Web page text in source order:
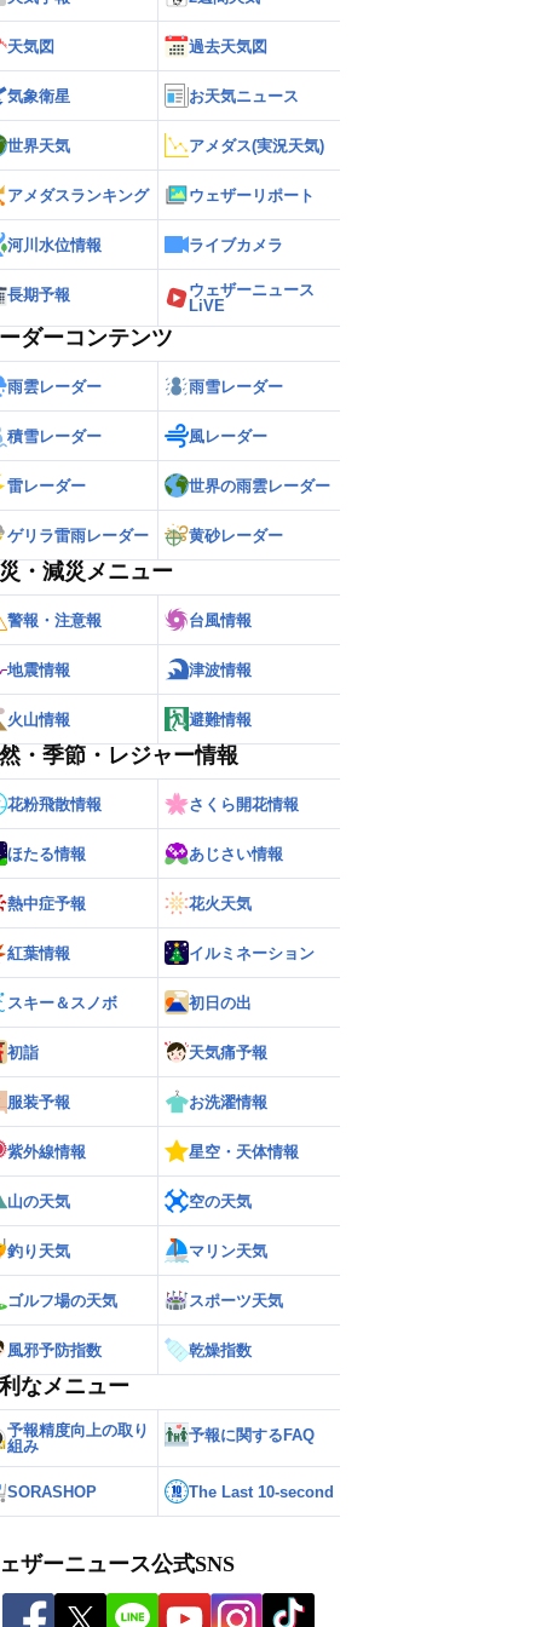
天気図 過去天気図
気象衛星 お天気ニュース
世界天気 アメダス(実況天気)
アメダスランキング ウェザーリポート
河川水位情報 ライブカメラ
長期予報
ウェザーニュース
LiVE
ダーコンテンツ
雨雲レーダー 雨雪レーダー
積雪レーダー 風レーダー
雷レーダー 世界の雨雲レーダー
ゲリラ雷雨レーダー 黄砂レーダー
・減災メニュー
警報・注意報 台風情報
地震情報 津波情報
火山情報 避難情報
・季節・レジャー情報
花粉飛散情報 さくら開花情報
ほたる情報 あじさい情報
熱中症予報 花火天気
紅葉情報 イルミネーション
スキー＆スノボ 初日の出
初詣 天気痛予報
服装予報 お洗濯情報
紫外線情報 星空・天体情報
山の天気 空の天気
釣り天気 マリン天気
ゴルフ場の天気 スポーツ天気
風邪予防指数 乾燥指数
なメニュー
予報精度向上の取り
組み
予報に関するFAQ
SORASHOP The Last 10-second
ザーニュース公式SNS